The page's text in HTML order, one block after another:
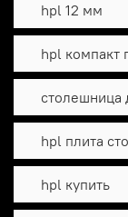
hpl 12 мм
hpl компакт
столешница
hpl плита
hpl купить